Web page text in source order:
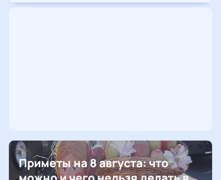
Приметы на 8 августа: что